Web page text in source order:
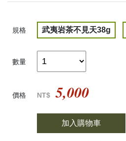
規格 武夷岩茶不見天38g
數量
價格 NT$ 5,000
加入購物車